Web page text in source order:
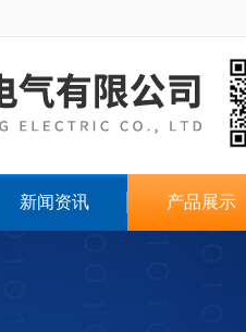
新闻资讯 产品展示